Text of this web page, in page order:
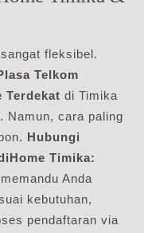
fleksibel.
Telkom
Terdekat di Timika
Namun, cara paling
Hubungi
Timika:
Anda
kebutuhan,
pendaftaran via